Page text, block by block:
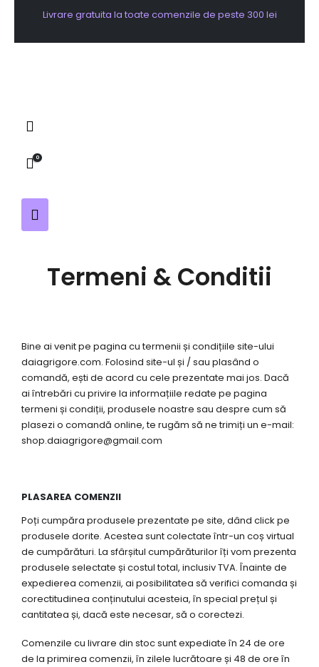
Livrare gratuita la toate comenzile de peste 300 lei
0
Termeni & Conditii
Bine ai venit pe pagina cu termenii și condițiile site-ului
daiagrigore.com. Folosind site-ul și / sau plasând o
comandă, ești de acord cu cele prezentate mai jos. Dacă
ai întrebări cu privire la informațiile redate pe pagina
termeni și condiții, produsele noastre sau despre cum să
plasezi o comandă online, te rugăm să ne trimiți un e-mail:
shop.daiagrigore@gmail.com
PLASAREA COMENZII
Poți cumpăra produsele prezentate pe site, dând click pe
produsele dorite. Acestea sunt colectate într-un coș virtual
de cumpărături. La sfârșitul cumpărăturilor îți vom prezenta
produsele selectate și costul total, inclusiv TVA. Înainte de
expedierea comenzii, ai posibilitatea să verifici comanda și
corectitudinea conținutului acesteia, în special prețul și
cantitatea și, dacă este necesar, să o corectezi.
Comenzile cu livrare din stoc sunt expediate în 24 de ore
de la primirea comenzii, în zilele lucrătoare și 48 de ore în